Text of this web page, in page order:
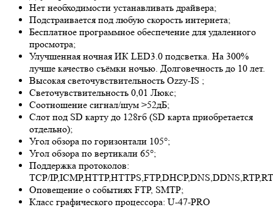
Нет необходимости устанавливать драйвера;
Подстраивается под любую скорость интернета;
Бесплатное программное обеспечение для удаленного
просмотра;
Улучшенная ночная ИК LED3.0 подсветка. На 300%
лучше качество съёмки ночью. Долговечность до 10 лет.
Высокая светочувствительность Ozzy-IS ;
Светочувствительность 0,01 Люкс;
Соотношение сигнал/шум >52дБ;
Слот под SD карту до 128гб (SD карта приобретается
отдельно);
Угол обзора по горизонтали 105°;
Угол обзора по вертикали 65°;
Поддержка протоколов:
TCP/
Оповещение о событиях FTP, SMTP;
Класс графического процессора: U-47-PRO